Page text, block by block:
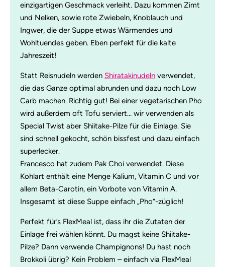
einzigartigen Geschmack verleiht. Dazu kommen Zimt
und Nelken, sowie rote Zwiebeln, Knoblauch und
Ingwer, die der Suppe etwas Wärmendes und
Wohltuendes geben. Eben perfekt für die kalte
Jahreszeit!
Statt Reisnudeln werden Shiratakinudeln verwendet,
die das Ganze optimal abrunden und dazu noch Low
Carb machen. Richtig gut! Bei einer vegetarischen Pho
wird außerdem oft Tofu serviert… wir verwenden als
Special Twist aber Shiitake-Pilze für die Einlage. Sie
sind schnell gekocht, schön bissfest und dazu einfach
superlecker.
Francesco hat zudem Pak Choi verwendet. Diese
Kohlart enthält eine Menge Kalium, Vitamin C und vor
allem Beta-Carotin, ein Vorbote von Vitamin A.
Insgesamt ist diese Suppe einfach „Pho“-züglich!
Perfekt für’s FlexMeal ist, dass ihr die Zutaten der
Einlage frei wählen könnt. Du magst keine Shiitake-
Pilze? Dann verwende Champignons! Du hast noch
Brokkoli übrig? Kein Problem – einfach via FlexMeal